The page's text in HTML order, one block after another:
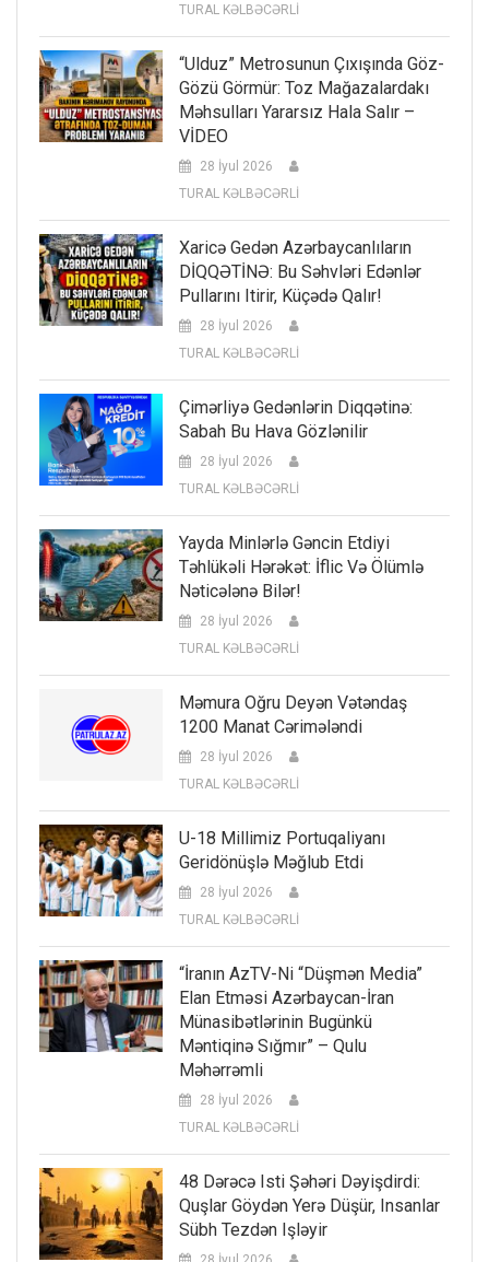
TURAL KƏLBƏCƏRLİ
“Ulduz” Metrosunun Çıxışında Göz-
Gözü Görmür: Toz Mağazalardakı
Məhsulları Yararsız Hala Salır –
VİDEO
28 İyul 2026
TURAL KƏLBƏCƏRLİ
Xaricə Gedən Azərbaycanlıların
DİQQƏTİNƏ: Bu Səhvləri Edənlər
Pullarını Itirir, Küçədə Qalır!
28 İyul 2026
TURAL KƏLBƏCƏRLİ
Çimərliyə Gedənlərin Diqqətinə:
Sabah Bu Hava Gözlənilir
28 İyul 2026
TURAL KƏLBƏCƏRLİ
Yayda Minlərlə Gəncin Etdiyi
Təhlükəli Hərəkət: İflic Və Ölümlə
Nəticələnə Bilər!
28 İyul 2026
TURAL KƏLBƏCƏRLİ
Məmura Oğru Deyən Vətəndaş
1200 Manat Cərimələndi
28 İyul 2026
TURAL KƏLBƏCƏRLİ
U-18 Millimiz Portuqaliyanı
Geridönüşlə Məğlub Etdi
28 İyul 2026
TURAL KƏLBƏCƏRLİ
“İranın AzTV-Ni “düşmən Media”
Elan Etməsi Azərbaycan-İran
Münasibətlərinin Bugünkü
Məntiqinə Sığmır” – Qulu
Məhərrəmli
28 İyul 2026
TURAL KƏLBƏCƏRLİ
48 Dərəcə Isti Şəhəri Dəyişdirdi:
Quşlar Göydən Yerə Düşür, Insanlar
Sübh Tezdən Işləyir